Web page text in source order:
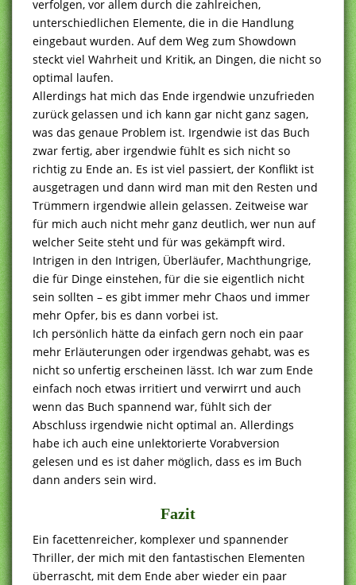
verfolgen, vor allem durch die zahlreichen,
unterschiedlichen Elemente, die in die Handlung
eingebaut wurden. Auf dem Weg zum Showdown
steckt viel Wahrheit und Kritik, an Dingen, die nicht so
optimal laufen.
Allerdings hat mich das Ende irgendwie unzufrieden
zurück gelassen und ich kann gar nicht ganz sagen,
was das genaue Problem ist. Irgendwie ist das Buch
zwar fertig, aber irgendwie fühlt es sich nicht so
richtig zu Ende an. Es ist viel passiert, der Konflikt ist
ausgetragen und dann wird man mit den Resten und
Trümmern irgendwie allein gelassen. Zeitweise war
für mich auch nicht mehr ganz deutlich, wer nun auf
welcher Seite steht und für was gekämpft wird.
Intrigen in den Intrigen, Überläufer, Machthungrige,
die für Dinge einstehen, für die sie eigentlich nicht
sein sollten – es gibt immer mehr Chaos und immer
mehr Opfer, bis es dann vorbei ist.
Ich persönlich hätte da einfach gern noch ein paar
mehr Erläuterungen oder irgendwas gehabt, was es
nicht so unfertig erscheinen lässt. Ich war zum Ende
einfach noch etwas irritiert und verwirrt und auch
wenn das Buch spannend war, fühlt sich der
Abschluss irgendwie nicht optimal an. Allerdings
habe ich auch eine unlektorierte Vorabversion
gelesen und es ist daher möglich, dass es im Buch
dann anders sein wird.
Fazit
Ein facettenreicher, komplexer und spannender
Thriller, der mich mit den fantastischen Elementen
überrascht, mit dem Ende aber wieder ein paar